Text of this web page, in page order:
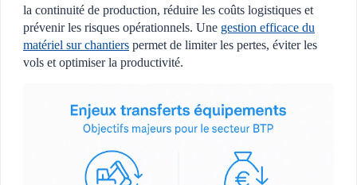
la continuité de production, réduire les coûts logistiques et
prévenir les risques opérationnels. Une gestion efficace du
matériel sur chantiers permet de limiter les pertes, éviter les
vols et optimiser la productivité.